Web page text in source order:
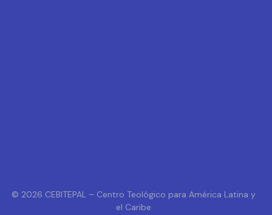
© 2026 CEBITEPAL – Centro Teológico para América Latina y
el Caribe